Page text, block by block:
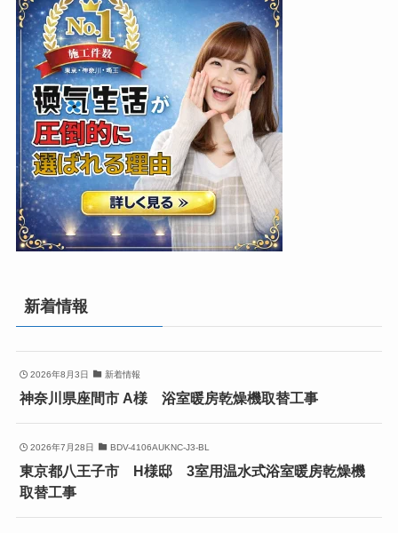
新着情報
2026年8月3日 新着情報
神奈川県座間市 A様 浴室暖房乾燥機取替工事
2026年7月28日 BDV-4106AUKNC-J3-BL
東京都八王子市 H様邸 3室用温水式浴室暖房乾燥機
取替工事